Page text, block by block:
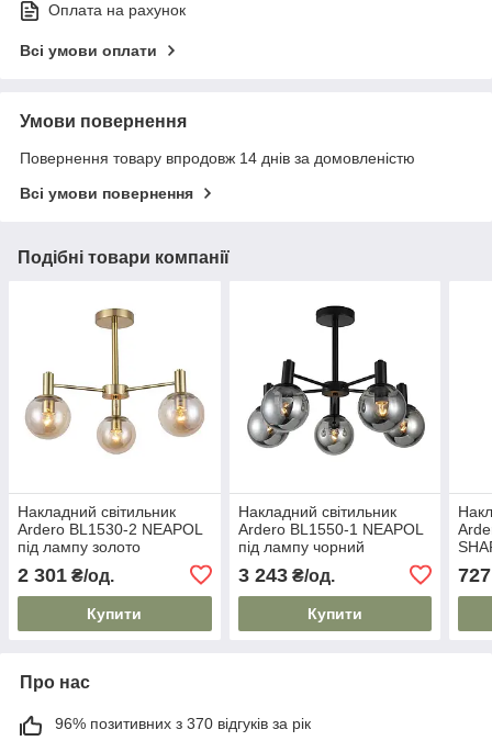
Оплата на рахунок
Всі умови оплати
Умови повернення
Повернення товару впродовж 14 днів за домовленістю
Всі умови повернення
Подібні товари компанії
Накладний світильник
Ardero BL1530-2 NEAPOL
під лампу золото
2 301 ₴/од.
Купити
Накладний світильник
Ardero BL1550-1 NEAPOL
під лампу чорний
3 243₴/од.
Купити
727
Про нас
96% позитивних з 370 відгуків за рік